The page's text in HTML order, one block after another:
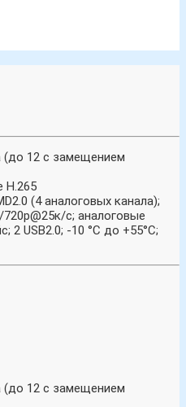
(до 12 с замещением
H.265
(4 аналоговых канала);
с; аналоговые
USB2.0; -10 °C до +55°C;
(до 12 с замещением